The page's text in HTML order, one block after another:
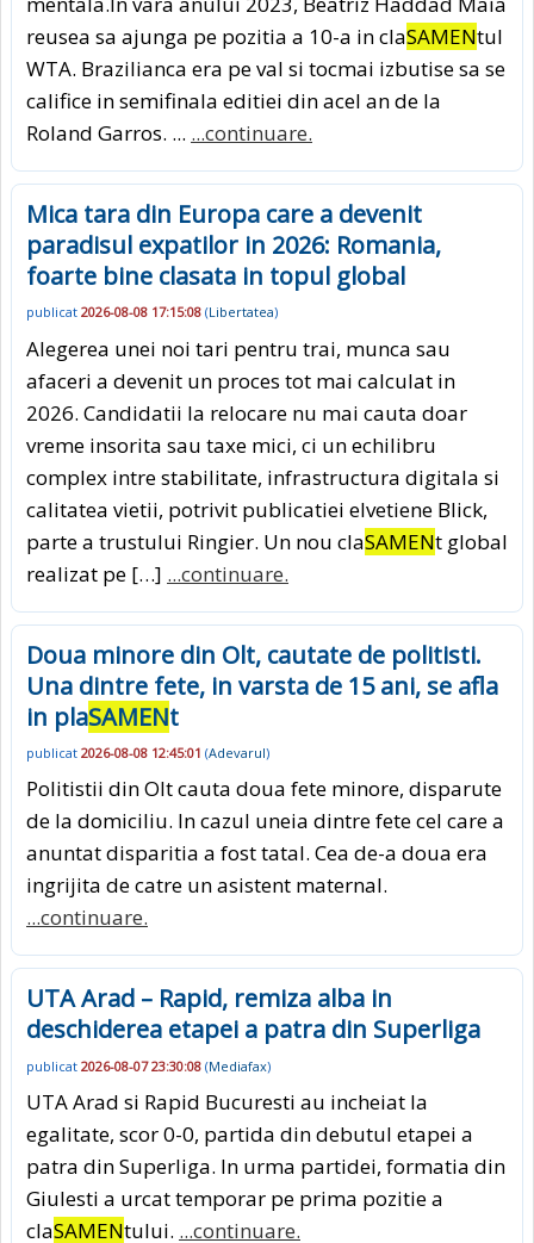
reusea sa ajunga pe pozitia a 10-a in claSAMENtul
WTA. Brazilianca era pe val si tocmai izbutise sa se
califice in semifinala editiei din acel an de la
Roland Garros. ... ...continuare.
Mica tara din Europa care a devenit
paradisul expatilor in 2026: Romania,
foarte bine clasata in topul global
publicat 2026-08-08 17:15:08 (Libertatea)
Alegerea unei noi tari pentru trai, munca sau
afaceri a devenit un proces tot mai calculat in
2026. Candidatii la relocare nu mai cauta doar
vreme insorita sau taxe mici, ci un echilibru
complex intre stabilitate, infrastructura digitala si
calitatea vietii, potrivit publicatiei elvetiene Blick,
parte a trustului Ringier. Un nou claSAMENt global
realizat pe […] ...continuare.
Doua minore din Olt, cautate de politisti.
Una dintre fete, in varsta de 15 ani, se afla
in plaSAMENt
publicat 2026-08-08 12:45:01 (Adevarul)
Politistii din Olt cauta doua fete minore, disparute
de la domiciliu. In cazul uneia dintre fete cel care a
anuntat disparitia a fost tatal. Cea de-a doua era
ingrijita de catre un asistent maternal.
...continuare.
UTA Arad – Rapid, remiza alba in
deschiderea etapei a patra din Superliga
publicat 2026-08-07 23:30:08 (Mediafax)
UTA Arad si Rapid Bucuresti au incheiat la
egalitate, scor 0-0, partida din debutul etapei a
patra din Superliga. In urma partidei, formatia din
Giulesti a urcat temporar pe prima pozitie a
claSAMENtului. ...continuare.